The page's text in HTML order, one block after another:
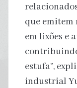
que emitem
em lixões e
estufa”,
industrial